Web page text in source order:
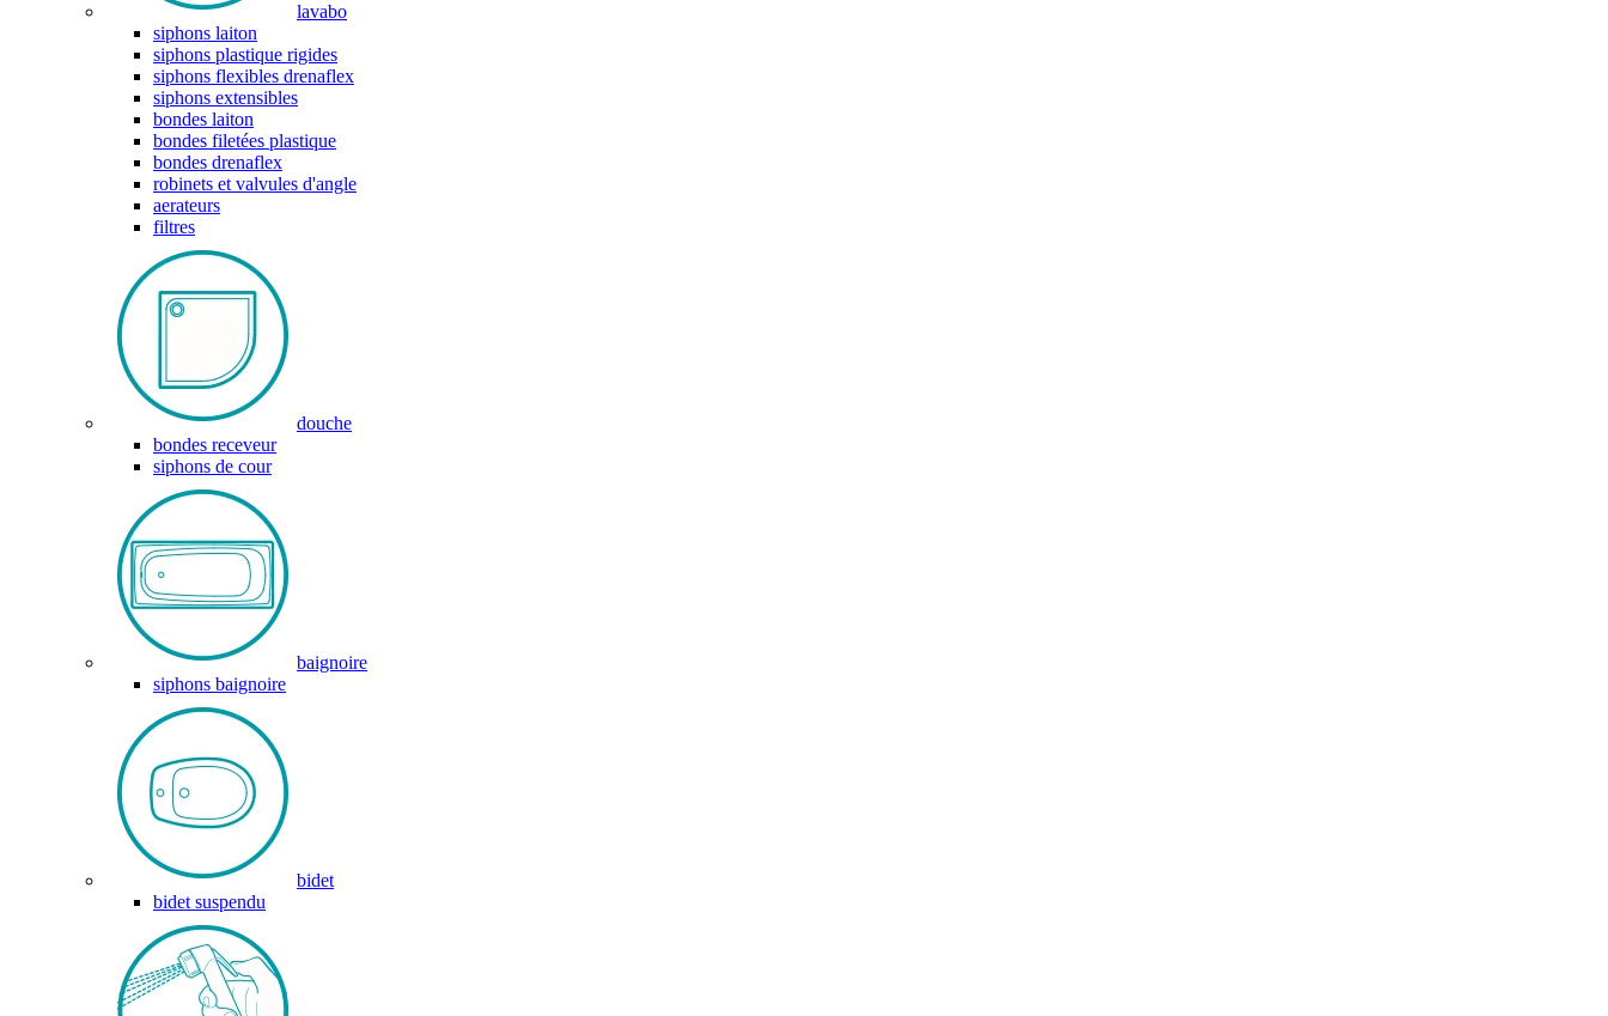
lavabo
siphons laiton
siphons plastique rigides
siphons flexibles drenaflex
siphons extensibles
bondes laiton
bondes filetées plastique
bondes drenaflex
robinets et valvules d'angle
aerateurs
filtres
douche
bondes receveur
siphons de cour
baignoire
siphons baignoire
bidet
bidet suspendu